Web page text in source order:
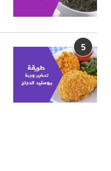
5